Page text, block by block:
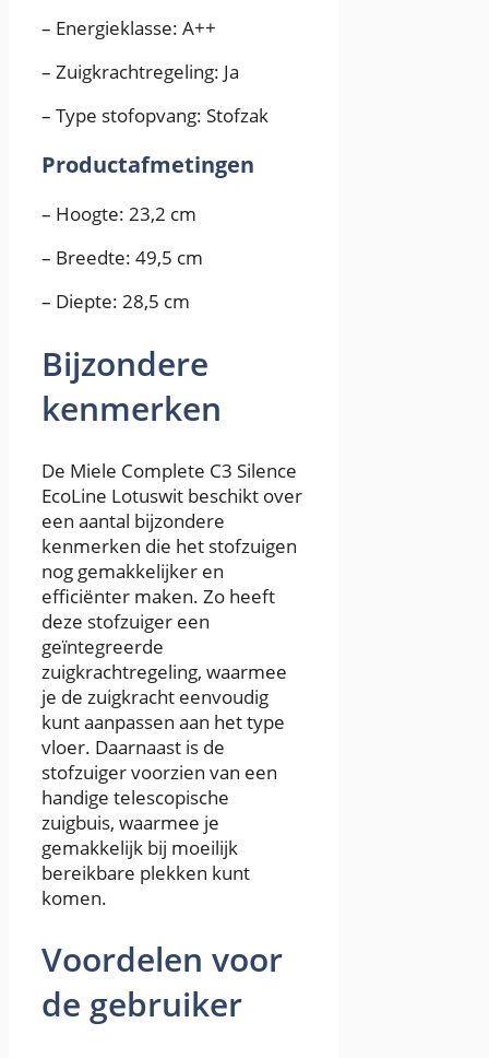
– Energieklasse: A++
– Zuigkrachtregeling: Ja
– Type stofopvang: Stofzak
Productafmetingen
– Hoogte: 23,2 cm
– Breedte: 49,5 cm
– Diepte: 28,5 cm
Bijzondere
kenmerken
De Miele Complete C3 Silence
EcoLine Lotuswit beschikt over
een aantal bijzondere
kenmerken die het stofzuigen
nog gemakkelijker en
efficiënter maken. Zo heeft
deze stofzuiger een
geïntegreerde
zuigkrachtregeling, waarmee
je de zuigkracht eenvoudig
kunt aanpassen aan het type
vloer. Daarnaast is de
stofzuiger voorzien van een
handige telescopische
zuigbuis, waarmee je
gemakkelijk bij moeilijk
bereikbare plekken kunt
komen.
Voordelen voor
de gebruiker